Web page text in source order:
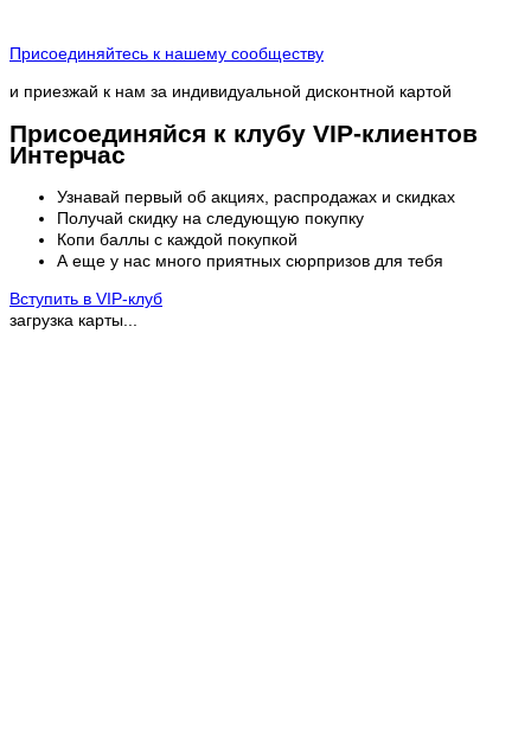
Присоединяйтесь к нашему сообществу
и приезжай к нам за индивидуальной дисконтной картой
Присоединяйся к клубу VIP-клиентов
Интерчас
Узнавай первый об акциях, распродажах и скидках
Получай скидку на следующую покупку
Копи баллы с каждой покупкой
А еще у нас много приятных сюрпризов для тебя
Вступить в VIP-клуб
загрузка карты...